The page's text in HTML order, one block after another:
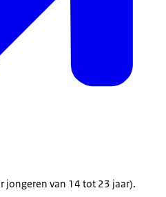
jongeren van 14 tot 23 jaar).